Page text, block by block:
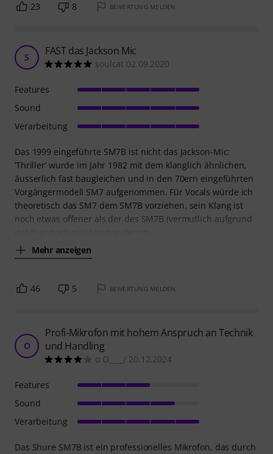
23 8 BEWERTUNG MELDEN
S FAST das Jackson Mic
soulcat 02.09.2020
Das 1999 eingeführte SM7B ist nicht das Jackson-Mic:
’Thriller’ wurde im Jahr 1982 mit dem klanglich ähnlichen,
äusserlich fast baugleichen und in den 70ern eingeführten
Vorgängermodell SM7 aufgenommen. Für Vocals würde ich
theoretisch das SM7 dem SM7B vorziehen, sein Klang ist
noch etwas offener als der des SM7B (vermutlich aufgrund
Mehr anzeigen
Features
Sound
Verarbeitung
46 5 BEWERTUNG MELDEN
O
Profi-Mikrofon mit hohem Anspruch an Technik
und Handling
o.O____/ 20.12.2024
Das Shure SM7B ist ein professionelles Mikrofon, das durch
Features
Sound
Verarbeitung